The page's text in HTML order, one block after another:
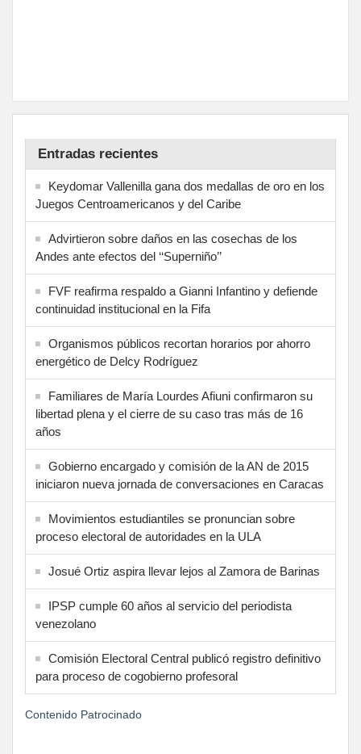
Entradas recientes
Keydomar Vallenilla gana dos medallas de oro en los
Juegos Centroamericanos y del Caribe
Advirtieron sobre daños en las cosechas de los
Andes ante efectos del ‘‘Superniño’’
FVF reafirma respaldo a Gianni Infantino y defiende
continuidad institucional en la Fifa
Organismos públicos recortan horarios por ahorro
energético de Delcy Rodríguez
Familiares de María Lourdes Afiuni confirmaron su
libertad plena y el cierre de su caso tras más de 16
años
Gobierno encargado y comisión de la AN de 2015
iniciaron nueva jornada de conversaciones en Caracas
Movimientos estudiantiles se pronuncian sobre
proceso electoral de autoridades en la ULA
Josué Ortiz aspira llevar lejos al Zamora de Barinas
IPSP cumple 60 años al servicio del periodista
venezolano
Comisión Electoral Central publicó registro definitivo
para proceso de cogobierno profesoral
Contenido Patrocinado